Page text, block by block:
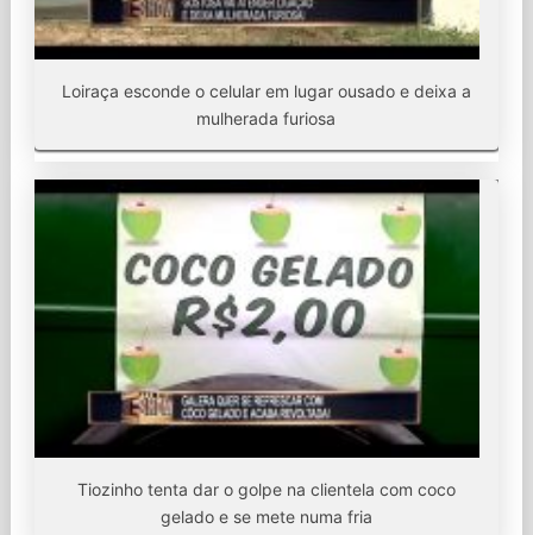
Loiraça esconde o celular em lugar ousado e deixa a
mulherada furiosa
Tiozinho tenta dar o golpe na clientela com coco
gelado e se mete numa fria